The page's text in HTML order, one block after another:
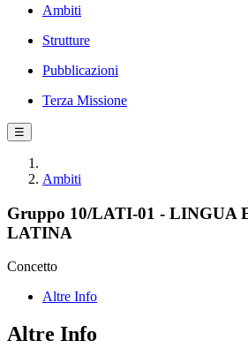
Ambiti
Strutture
Pubblicazioni
Terza Missione
☰
Ambiti
Gruppo 10/LATI-01 - LINGUA
LATINA
Concetto
Altre Info
Altre Info